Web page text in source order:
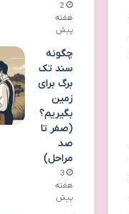
2
هفته
پیش
چگونه
سند تک
برگ برای
زمین
بگیریم؟
(صفر تا
صد
مراحل)
3
هفته
پیش